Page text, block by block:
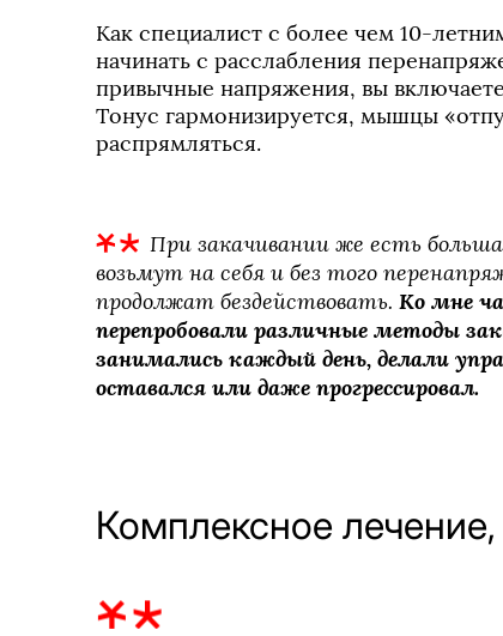
Как специалист с более чем 10-
начинать с расслабления
привычные напряжения, вы
Тонус гармонизируется, мышцы
распрямляться.
При закачивании же есть
возьмут на себя и без того
продолжат бездействовать. Ко мне
перепробовали различные методы
занимались каждый день, делали
оставался или даже прогрессировал.
Комплексное